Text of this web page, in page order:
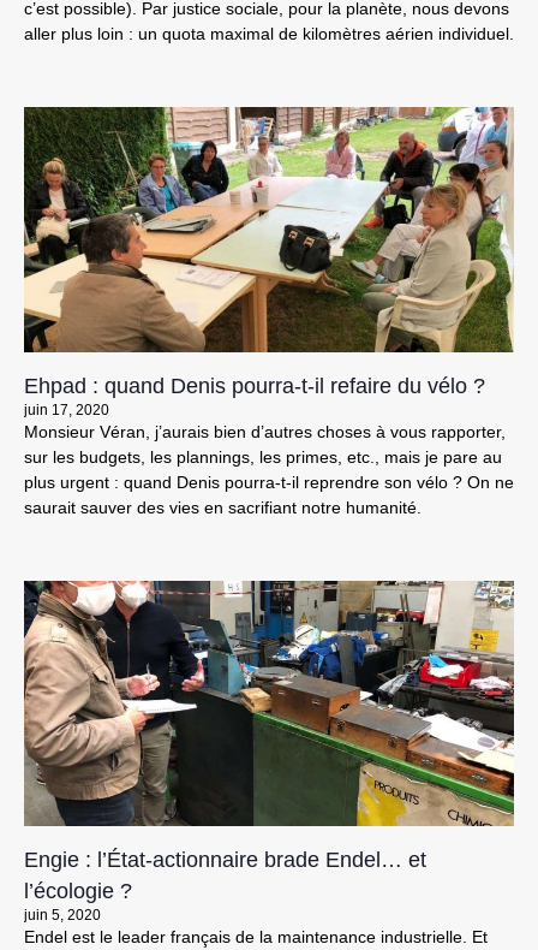
c’est possible). Par justice sociale, pour la planète, nous devons
aller plus loin : un quota maximal de kilomètres aérien individuel.
Ehpad : quand Denis pourra-t-il refaire du vélo ?
juin 17, 2020
Monsieur Véran, j’aurais bien d’autres choses à vous rapporter,
sur les budgets, les plannings, les primes, etc., mais je pare au
plus urgent : quand Denis pourra-t-il reprendre son vélo ? On ne
saurait sauver des vies en sacrifiant notre humanité.
Engie : l’État-actionnaire brade Endel… et
l’écologie ?
juin 5, 2020
Endel est le leader français de la maintenance industrielle. Et